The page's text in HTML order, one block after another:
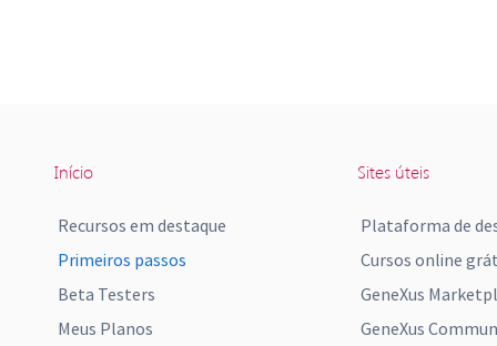
Início
Recursos em destaque
Primeiros passos
Beta Testers
Meus Planos
Sites úteis
Plataforma de
Cursos online
GeneXus
GeneXus